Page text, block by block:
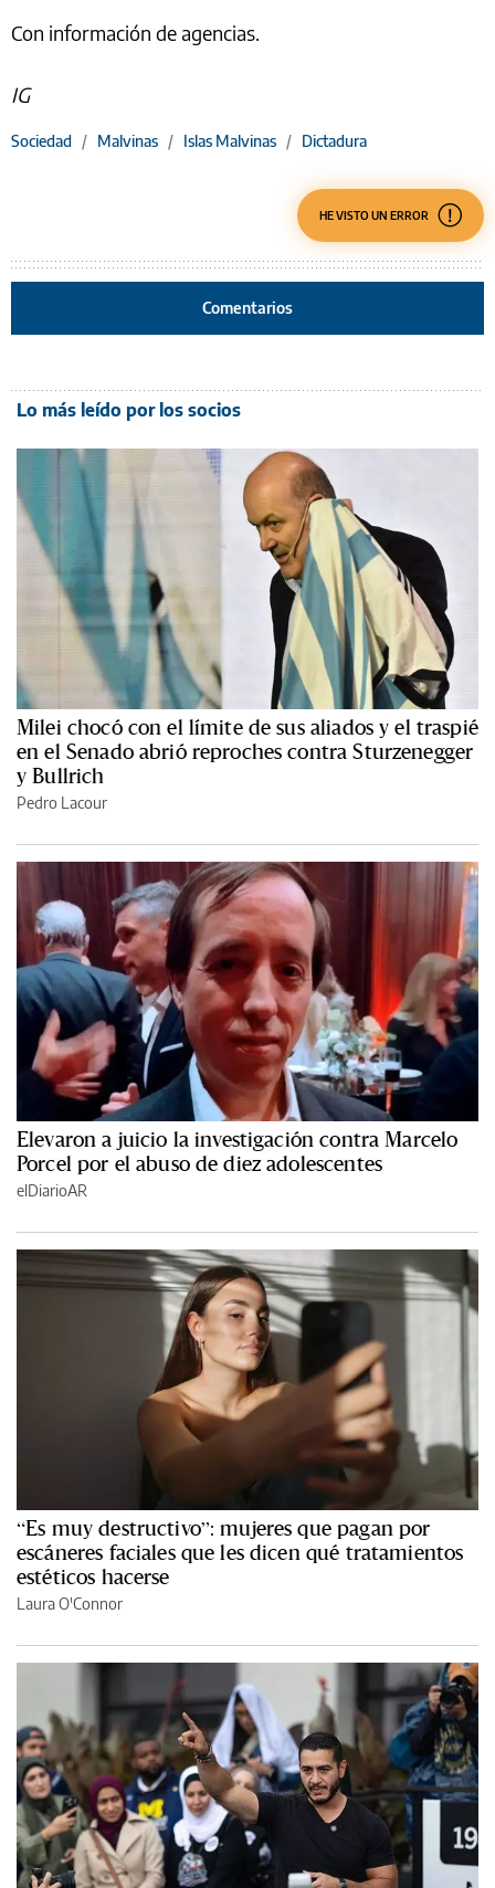
Con información de agencias.
IG
Sociedad / Malvinas / Islas Malvinas / Dictadura
HE VISTO UN ERROR
Comentarios
Lo más leído por los socios
Milei chocó con el límite de sus aliados y el traspié
en el Senado abrió reproches contra Sturzenegger
y Bullrich
Pedro Lacour
Elevaron a juicio la investigación contra Marcelo
Porcel por el abuso de diez adolescentes
elDiarioAR
“Es muy destructivo”: mujeres que pagan por
escáneres faciales que les dicen qué tratamientos
estéticos hacerse
Laura O'Connor